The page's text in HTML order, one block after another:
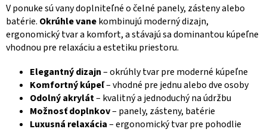
p
r
v
k
y
ý
p
i
s
u
V ponuke sú vany doplniteľné o čelné panely, zásteny alebo
batérie. Okrúhle vanekombinujú moderný dizajn,
ergonomický tvar a komfort, a stávajú sa dominantou kúpeľne
vhodnou pre relaxáciu a estetiku priestoru.
Elegantný dizajn– okrúhly tvar pre moderné kúpeľne
Komfortný kúpeľ– vhodné pre jednu alebo dve osoby
Odolný akrylát– kvalitný a jednoduchý na údržbu
Možnosť doplnkov– panely, zásteny, batérie
Luxusná relaxácia– ergonomický tvar pre pohodlie